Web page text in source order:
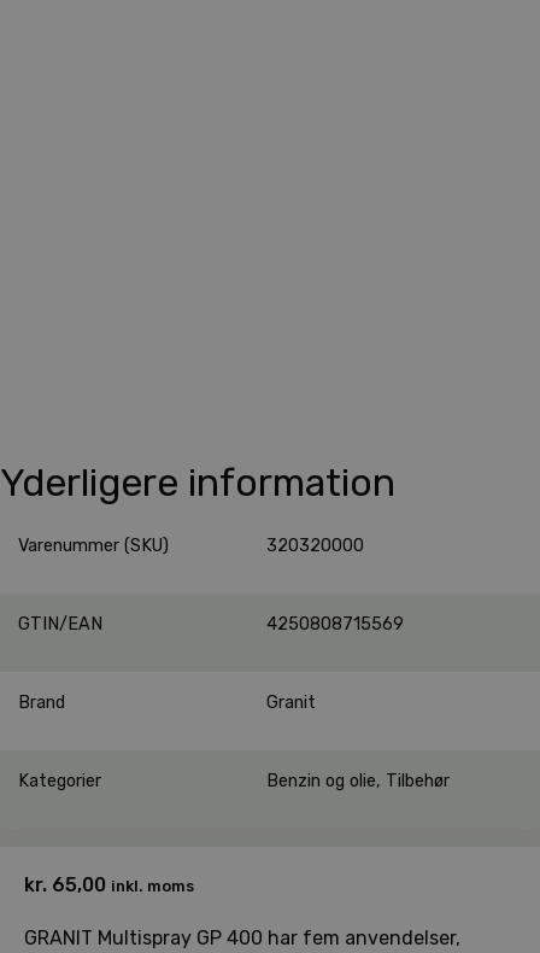
Yderligere information
Varenummer (SKU) 320320000
GTIN/EAN 4250808715569
Brand Granit
Kategorier Benzin og olie, Tilbehør
kr. 65,00 inkl. moms
GRANIT Multispray GP 400 har fem anvendelser,